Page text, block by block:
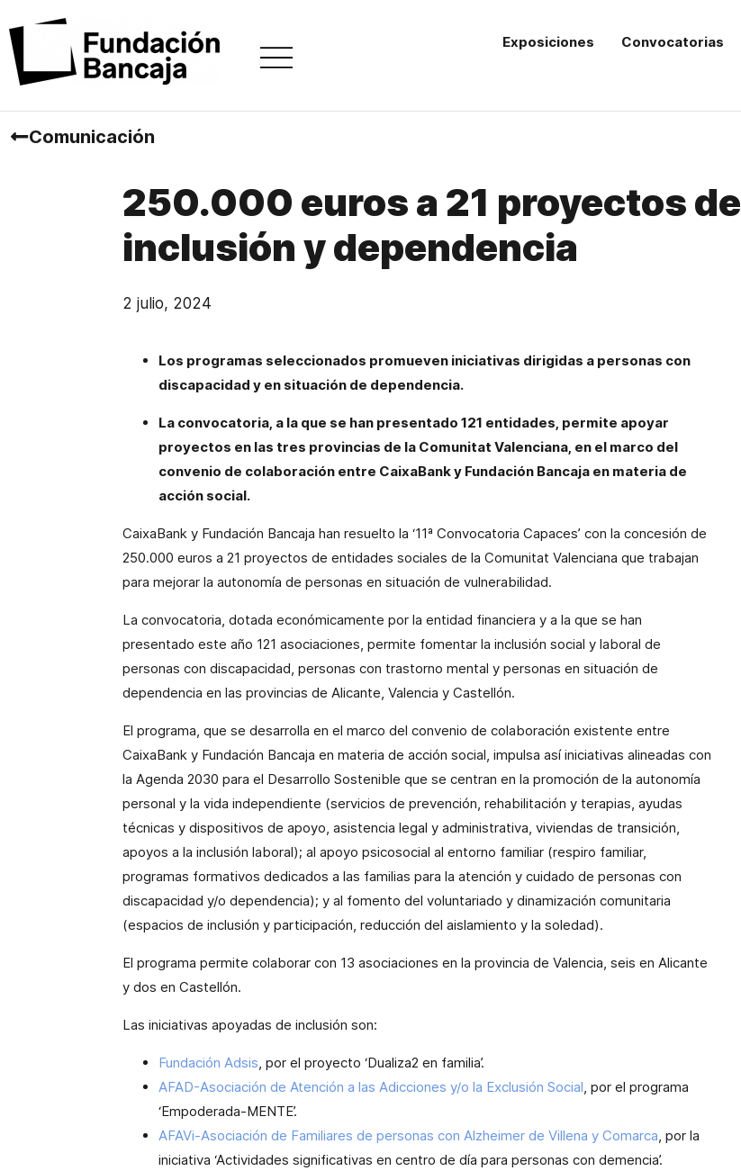
Exposiciones Convocatorias
Comunicación
250.000 euros a 21 proyectos de
inclusión y dependencia
2 julio, 2024
Los programas seleccionados promueven iniciativas dirigidas a personas con
discapacidad y en situación de dependencia.
La convocatoria, a la que se han presentado 121 entidades, permite apoyar
proyectos en las tres provincias de la Comunitat Valenciana, en el marco del
convenio de colaboración entre CaixaBank y Fundación Bancaja en materia de
acción social.
CaixaBank y Fundación Bancaja han resuelto la ‘11ª Convocatoria Capaces’ con la concesión de
250.000 euros a 21 proyectos de entidades sociales de la Comunitat Valenciana que trabajan
para mejorar la autonomía de personas en situación de vulnerabilidad.
La convocatoria, dotada económicamente por la entidad financiera y a la que se han
presentado este año 121 asociaciones, permite fomentar la inclusión social y laboral de
personas con discapacidad, personas con trastorno mental y personas en situación de
dependencia en las provincias de Alicante, Valencia y Castellón.
El programa, que se desarrolla en el marco del convenio de colaboración existente entre
CaixaBank y Fundación Bancaja en materia de acción social, impulsa así iniciativas alineadas con
la Agenda 2030 para el Desarrollo Sostenible que se centran en la promoción de la autonomía
personal y la vida independiente (servicios de prevención, rehabilitación y terapias, ayudas
técnicas y dispositivos de apoyo, asistencia legal y administrativa, viviendas de transición,
apoyos a la inclusión laboral); al apoyo psicosocial al entorno familiar (respiro familiar,
programas formativos dedicados a las familias para la atención y cuidado de personas con
discapacidad y/o dependencia); y al fomento del voluntariado y dinamización comunitaria
(espacios de inclusión y participación, reducción del aislamiento y la soledad).
El programa permite colaborar con 13 asociaciones en la provincia de Valencia, seis en Alicante
y dos en Castellón.
Las iniciativas apoyadas de inclusión son:
Fundación Adsis, por el proyecto ‘Dualiza2 en familia’.
AFAD-Asociación de Atención a las Adicciones y/o la Exclusión Social, por el programa
‘Empoderada-MENTE’.
AFAVi-Asociación de Familiares de personas con Alzheimer de Villena y Comarca, por la
iniciativa ‘Actividades significativas en centro de día para personas con demencia’.